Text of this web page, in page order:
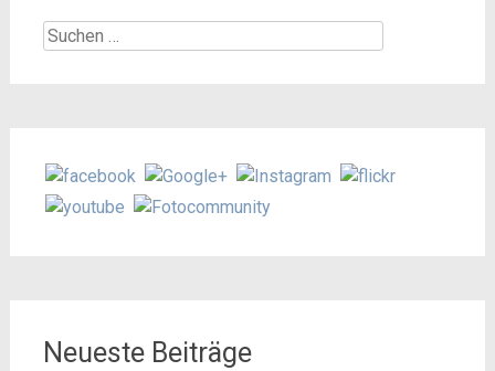
Suchen
Neueste Beiträge